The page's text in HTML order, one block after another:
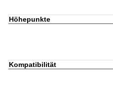
Höhepunkte
Kompatibilität